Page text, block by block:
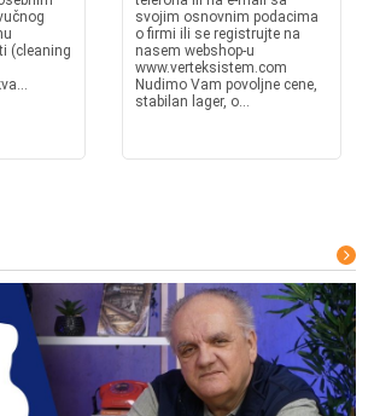
(cleaning
svojim osnovnim podacima
o firmi ili se registrujte na
nasem webshop-u
www.verteksistem.com
Nudimo Vam povoljne cene,
stabilan lager, o...